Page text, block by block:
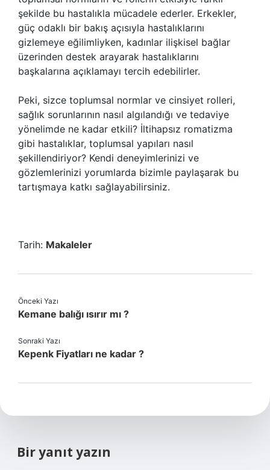
şekilde bu hastalıkla mücadele ederler. Erkekler,
güç odaklı bir bakış açısıyla hastalıklarını
gizlemeye eğilimliyken, kadınlar ilişkisel bağlar
üzerinden destek arayarak hastalıklarını
başkalarına açıklamayı tercih edebilirler.
Peki, sizce toplumsal normlar ve cinsiyet rolleri,
sağlık sorunlarının nasıl algılandığı ve tedaviye
yönelimde ne kadar etkili? İltihapsız romatizma
gibi hastalıklar, toplumsal yapıları nasıl
şekillendiriyor? Kendi deneyimlerinizi ve
gözlemlerinizi yorumlarda bizimle paylaşarak bu
tartışmaya katkı sağlayabilirsiniz.
Tarih: Makaleler
Önceki Yazı
Kemane balığı ısırır mı ?
Sonraki Yazı
Kepenk Fiyatları ne kadar ?
Bir yanıt yazın